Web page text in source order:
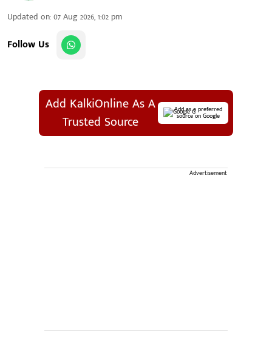
Updated on:07 Aug 2026, 1:02 pm
Follow Us
Add KalkiOnline As A
Trusted Source
Add as a preferred
source on Google
Advertisement